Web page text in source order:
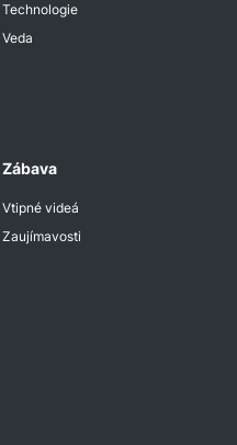
Technologie
Veda
Zábava
Vtipné videá
Zaujímavosti